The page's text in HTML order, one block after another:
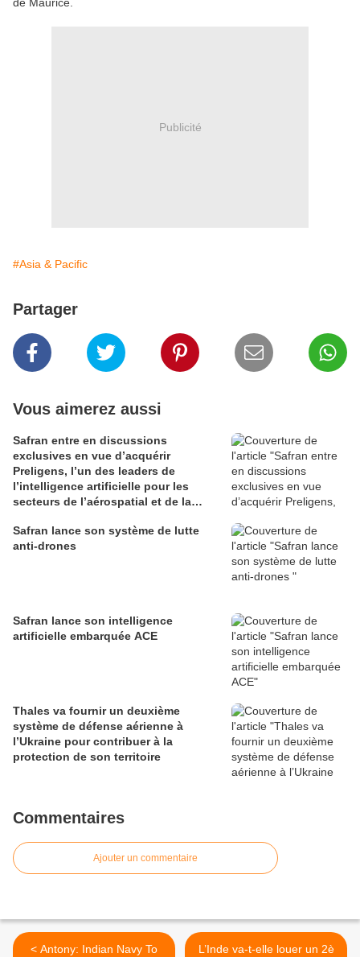
Publicité
#Asia & Pacific
Partager
Vous aimerez aussi
Safran entre en discussions
exclusives en vue d’acquérir
Preligens, l’un des leaders de
l’intelligence artificielle pour les
secteurs de l’aérospatial et de la
Safran lance son système de lutte
anti-drones
Safran lance son intelligence
artificielle embarquée ACE
Thales va fournir un deuxième
système de défense aérienne à
l’Ukraine pour contribuer à la
protection de son territoire
Commentaires
Ajouter un commentaire
< Antony: Indian Navy To L’Inde va-t-elle louer un 2è